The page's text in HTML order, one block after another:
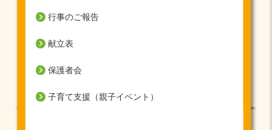
行事のご報告
献立表
保護者会
子育て支援（親子イベント）